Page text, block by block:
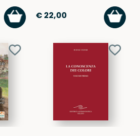
AGGIUNGI
AL
CARRELLO
€ 22,00
AL
Aggiungi